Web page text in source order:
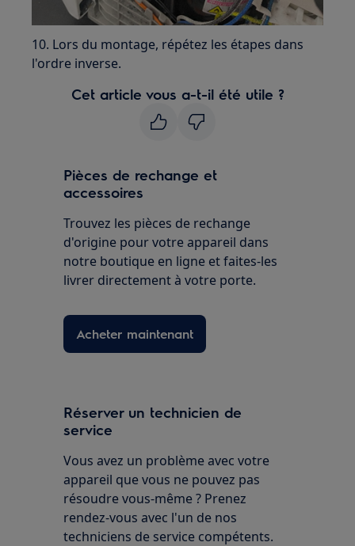
10. Lors du montage, répétez les étapes dans
l'ordre inverse.
Cet article vous a-t-il été utile ?
Pièces de rechange et
accessoires
Trouvez les pièces de rechange
d'origine pour votre appareil dans
notre boutique en ligne et faites-les
livrer directement à votre porte.
Acheter maintenant
Réserver un technicien de
service
Vous avez un problème avec votre
appareil que vous ne pouvez pas
résoudre vous-même ? Prenez
rendez-vous avec l'un de nos
techniciens de service compétents.